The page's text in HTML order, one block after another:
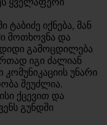
ტაბიძე იქნება, მან
მოთხოვნა და
გამოცდილება
იგი ძალიან
კომუნიკაციის უნარი
შეუძლია.
ქცევით და
გუნდში